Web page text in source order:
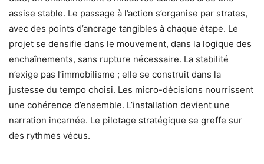
assise stable. Le passage à l’action s’organise par strates,
avec des points d’ancrage tangibles à chaque étape. Le
projet se densifie dans le mouvement, dans la logique des
enchaînements, sans rupture nécessaire. La stabilité
n’exige pas l’immobilisme ; elle se construit dans la
justesse du tempo choisi. Les micro-décisions nourrissent
une cohérence d’ensemble. L’installation devient une
narration incarnée. Le pilotage stratégique se greffe sur
des rythmes vécus.